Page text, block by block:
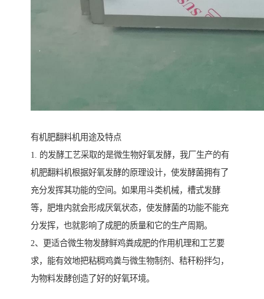
有机肥翻料机用途及特点
1. 的发酵工艺采取的是微生物好氧发酵，我厂生产的有
机肥翻料机根据好氧发酵的原理设计，使发酵菌拥有了
充分发挥其功能的空间。如果用斗类机械，槽式发酵
等，肥堆内就会形成厌氧状态，使发酵菌的功能不能充
分发挥，也就影响了成肥的质量和它的生产周期。
2、更适合微生物发酵鲜鸡粪成肥的作用机理和工艺要
求，能有效地把粘稠鸡粪与微生物制剂、秸秆粉拌匀，
为物料发酵创造了好的好氧环境。